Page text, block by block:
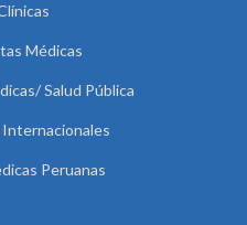
Médicas
Salud Pública
Peruanas